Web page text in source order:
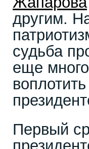
другим.
судьба
еще
Первый